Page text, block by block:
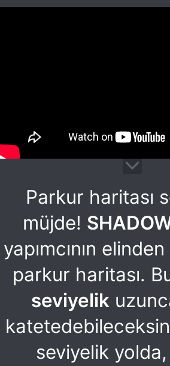
Parkur haritası
müjde!
yapımcının
parkur haritası.
seviyelik
seviyelik yolda,